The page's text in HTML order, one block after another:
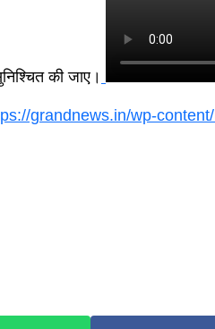
की जाए।
grandnews.in/wp-